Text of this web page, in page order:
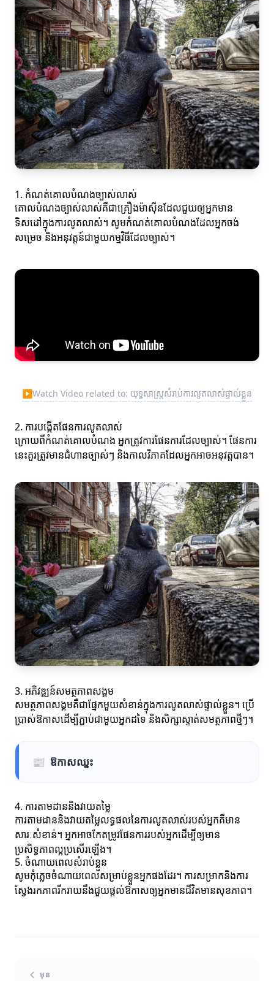
1. កំណត់គោលបំណងច្បាស់លាស់
គោលបំណងច្បាស់លាស់គឺជា​គ្រឿងម៉ាស៊ីនដែលជួយឲ្យអ្នកមាន
ទិសដៅក្នុងការលូតលាស់។ សូមកំណត់គោលបំណងដែលអ្នកចង់
សម្រេច និងអនុវត្តន៍ជាមួយកម្មវិធីដែលច្បាស់។
▶Watch Video related to: យុទ្ធសាស្ត្រសំរាប់ការលូតលាស់ផ្ទាល់ខ្លួន
2. ការបង្កើតផែនការលូតលាស់
ក្រោយពីកំណត់គោលបំណង អ្នកត្រូវការផែនការដែលច្បាស់។ ផែនការ
នេះគួរត្រូវមានជំហានច្បាស់ៗ និងកាលវិភាគដែលអ្នកអាចអនុវត្តបាន។
3. អភិវឌ្ឍន៍សមត្ថភាពសង្គម
សមត្ថភាពសង្គមគឺជាផ្នែកមួយសំខាន់ក្នុងការលូតលាស់ផ្ទាល់ខ្លួន។ ប្រើ
ប្រាស់ឱកាសដើម្បីភ្ជាប់ជាមួយអ្នកដទៃ និងសិក្សាស្ទាត់សមត្ថភាពថ្មីៗ។
📰 ឱកាសឈ្នះ
4. ការតាមដាននិងវាយតម្លៃ
ការតាមដាននិងវាយតម្លៃលទ្ធផលនៃការលូតលាស់របស់អ្នកគឺមាន
សារៈសំខាន់។ អ្នកអាចកែតម្រូវផែនការរបស់អ្នកដើម្បីឲ្យមាន
ប្រសិទ្ធភាពល្អប្រសើរឡើង។
5. ចំណាយពេលសំរាប់ខ្លួន
សូមកុំភ្លេចចំណាយពេលសម្រាប់ខ្លួនអ្នកផងដែរ។ ការសម្រាកនិងការ
ស្វែងរកភាពរីករាយនឹងជួយផ្តល់ឱកាសឲ្យអ្នកមានជីវិតមានសុខភាព។
មុន